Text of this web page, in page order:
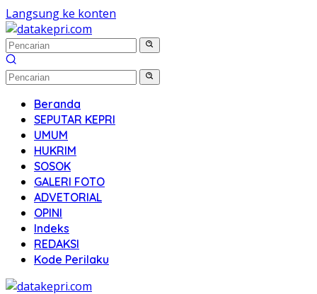
Langsung ke konten
Beranda
SEPUTAR KEPRI
UMUM
HUKRIM
SOSOK
GALERI FOTO
ADVETORIAL
OPINI
Indeks
REDAKSI
Kode Perilaku